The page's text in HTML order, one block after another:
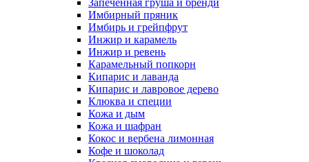
Запеченная груша и бренди
Имбирный пряник
Имбирь и грейпфрут
Инжир и карамель
Инжир и ревень
Карамельный попкорн
Кипарис и лаванда
Кипарис и лавровое дерево
Клюква и специи
Кожа и дым
Кожа и шафран
Кокос и вербена лимонная
Кофе и шоколад